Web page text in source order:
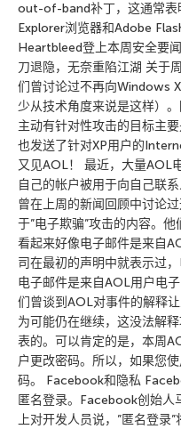
out-of-band补丁，这通常表
Explorer浏览器和Adobe
Heartbleed登上本周安全要
刀退隐，无奈重陷江湖 关于
们曾讨论过不再向Windows
少从技术角度来说是这样）
主动有针对性攻击的目标主
也发送了针对XP用户的
又见AOL！ 最近，大量AOL
自己的帐户被用于向自己联
曾在上周的新闻回顾中讨论
于”电子欺骗”攻击的内容。
看起来好像电子邮件是来自
司在最初的声明中就表示过
电子邮件是来自AOL用户电
们曾谈到AOL对事件的解释
为可能仍在继续，这没法解
表的。可以肯定的是，本周
户更改密码。所以，如果您
码。 Facebook和隐私
匿名登录。Facebook创始人
上对开发人员说，”匿名登